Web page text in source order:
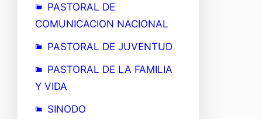
PASTORAL DE
COMUNICACION NACIONAL
PASTORAL DE JUVENTUD
PASTORAL DE LA FAMILIA
Y VIDA
SINODO